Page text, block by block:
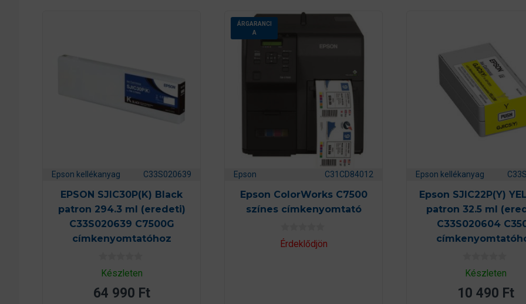
Epson kellékanyag C33S020639
EPSON SJIC30P(K) Black
patron 294.3 ml (eredeti)
C33S020639 C7500G
címkenyomtatóhoz
0
a
5
Készleten
64 990 Ft
ÁRGARANCI
A
Epson C31CD84012
Epson ColorWorks C7500
színes címkenyomtató
0
a
Érdeklődjön
Epson kellékanyag
Epson SJIC22P(Y)
patron 32.5 ml
C33S020604
0
aKészleten
10 490 Ft